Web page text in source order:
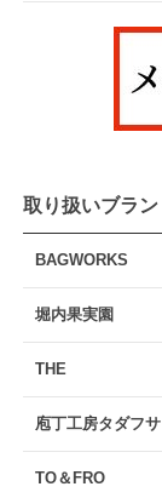
取り扱いブラン
BAGWORKS
堀内果実園
THE
庖丁工房タダフサ
TO＆FRO